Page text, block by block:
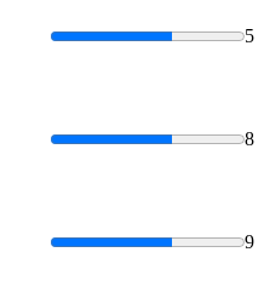
5
8
9